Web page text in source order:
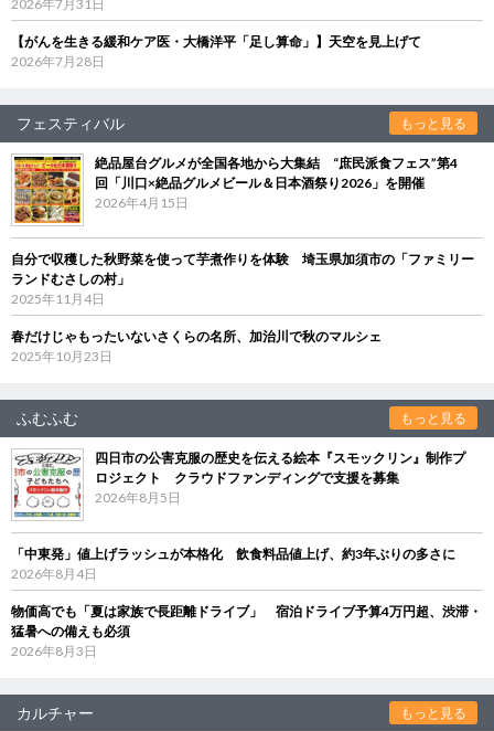
2026年7月31日
【がんを生きる緩和ケア医・大橋洋平「足し算命」】天空を見上げて
2026年7月28日
フェスティバル もっと見る
絶品屋台グルメが全国各地から大集結 “庶民派食フェス”第4
回「川口×絶品グルメビール＆日本酒祭り2026」を開催
2026年4月15日
自分で収穫した秋野菜を使って芋煮作りを体験 埼玉県加須市の「ファミリー
ランドむさしの村」
2025年11月4日
春だけじゃもったいないさくらの名所、加治川で秋のマルシェ
2025年10月23日
ふむふむ もっと見る
四日市の公害克服の歴史を伝える絵本『スモックリン』制作プ
ロジェクト クラウドファンディングで支援を募集
2026年8月5日
「中東発」値上げラッシュが本格化 飲食料品値上げ、約3年ぶりの多さに
2026年8月4日
物価高でも「夏は家族で長距離ドライブ」 宿泊ドライブ予算4万円超、渋滞・
猛暑への備えも必須
2026年8月3日
カルチャー もっと見る